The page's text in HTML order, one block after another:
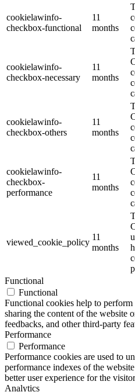
cookielawinfo-
checkbox-functional
11
months
cookielawinfo-
checkbox-necessary
11
months
cookielawinfo-
checkbox-others
11
months
cookielawinfo-
checkbox-
performance
11
months
viewed_cookie_policy
11
months
Functional
Functional
Functional cookies help to
sharing the content of the website
feedbacks, and other third-party
Performance
Performance
Performance cookies are used to
performance indexes of the
better user experience for the
Analytics